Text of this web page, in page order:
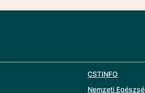
CSTINFO
Nemzeti